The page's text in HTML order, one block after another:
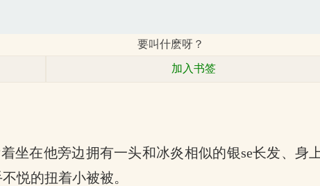
要叫什麽呀？
加入书签
坐在他旁边拥有一头和冰炎相似的银se长发、
悦的扭着小被被。